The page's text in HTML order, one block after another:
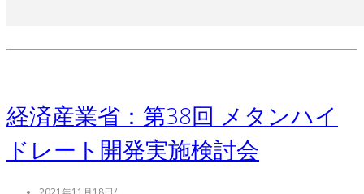
経済産業省：第38回 メタンハイ
ドレート開発実施検討会